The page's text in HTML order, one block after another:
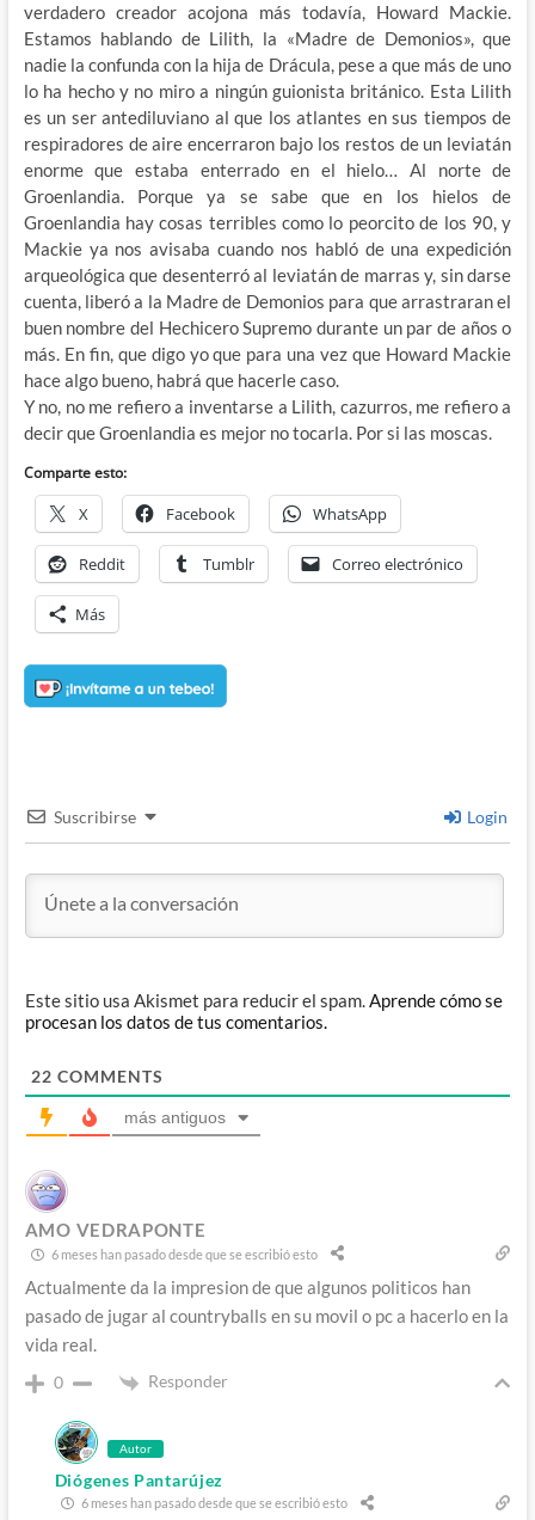
verdadero creador acojona más todavía, Howard Mackie.
Estamos hablando de Lilith, la «Madre de Demonios», que
nadie la confunda con la hija de Drácula, pese a que más de uno
lo ha hecho y no miro a ningún guionista británico. Esta Lilith
es un ser antediluviano al que los atlantes en sus tiempos de
respiradores de aire encerraron bajo los restos de un leviatán
enorme que estaba enterrado en el hielo… Al norte de
Groenlandia. Porque ya se sabe que en los hielos de
Groenlandia hay cosas terribles como lo peorcito de los 90, y
Mackie ya nos avisaba cuando nos habló de una expedición
arqueológica que desenterró al leviatán de marras y, sin darse
cuenta, liberó a la Madre de Demonios para que arrastraran el
buen nombre del Hechicero Supremo durante un par de años o
más. En fin, que digo yo que para una vez que Howard Mackie
hace algo bueno, habrá que hacerle caso.
Y no, no me refiero a inventarse a Lilith, cazurros, me refiero a
decir que Groenlandia es mejor no tocarla. Por si las moscas.
Comparte esto:
X Facebook WhatsApp
Reddit Tumblr Correo electrónico
Más
Suscribirse Login
Este sitio usa Akismet para reducir el spam.Aprende cómo se
procesan los datos de tus comentarios.
22 COMMENTS
más antiguos
AMO VEDRAPONTE
6 meses han pasado desde que se escribió esto
Actualmente da la impresion de que algunos politicos han
pasado de jugar al countryballs en su movil o pc a hacerlo en la
vida real.
0 Responder
Autor
Diógenes Pantarújez
6 meses han pasado desde que se escribió esto